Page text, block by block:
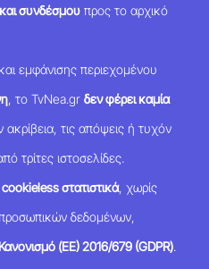
συνδέσμου προς το αρχικό
εμφάνισης περιεχομένου
, το TvNea.grδεν φέρει καμία
ακρίβεια, τις απόψεις ή τυχόν
τρίτες ιστοσελίδες.
cookieless στατιστικά, χωρίς
δεδομένων,
(ΕΕ) 2016/679 (GDPR).